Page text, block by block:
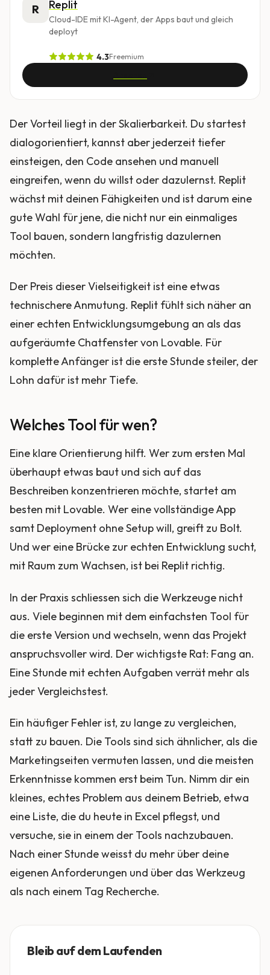
R Replit
Cloud-IDE mit KI-Agent, der Apps baut und gleich
deployt
4.3Freemium
Der Vorteil liegt in der Skalierbarkeit. Du startest
dialogorientiert, kannst aber jederzeit tiefer
einsteigen, den Code ansehen und manuell
eingreifen, wenn du willst oder dazulernst. Replit
wächst mit deinen Fähigkeiten und ist darum eine
gute Wahl für jene, die nicht nur ein einmaliges
Tool bauen, sondern langfristig dazulernen
möchten.
Der Preis dieser Vielseitigkeit ist eine etwas
technischere Anmutung. Replit fühlt sich näher an
einer echten Entwicklungsumgebung an als das
aufgeräumte Chatfenster von Lovable. Für
komplette Anfänger ist die erste Stunde steiler, der
Lohn dafür ist mehr Tiefe.
Welches Tool für wen?
Eine klare Orientierung hilft. Wer zum ersten Mal
überhaupt etwas baut und sich auf das
Beschreiben konzentrieren möchte, startet am
besten mit Lovable. Wer eine vollständige App
samt Deployment ohne Setup will, greift zu Bolt.
Und wer eine Brücke zur echten Entwicklung sucht,
mit Raum zum Wachsen, ist bei Replit richtig.
In der Praxis schliessen sich die Werkzeuge nicht
aus. Viele beginnen mit dem einfachsten Tool für
die erste Version und wechseln, wenn das Projekt
anspruchsvoller wird. Der wichtigste Rat: Fang an.
Eine Stunde mit echten Aufgaben verrät mehr als
jeder Vergleichstest.
Ein häufiger Fehler ist, zu lange zu vergleichen,
statt zu bauen. Die Tools sind sich ähnlicher, als die
Marketingseiten vermuten lassen, und die meisten
Erkenntnisse kommen erst beim Tun. Nimm dir ein
kleines, echtes Problem aus deinem Betrieb, etwa
eine Liste, die du heute in Excel pflegst, und
versuche, sie in einem der Tools nachzubauen.
Nach einer Stunde weisst du mehr über deine
eigenen Anforderungen und über das Werkzeug
als nach einem Tag Recherche.
Bleib auf dem Laufenden